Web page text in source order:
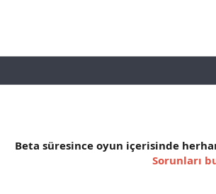
Beta süresince oyun içerisinde
Sorunları